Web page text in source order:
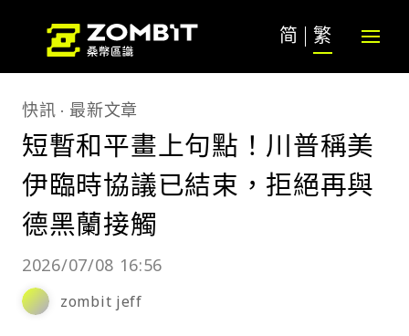
简 繁
快訊 最新文章
短暫和平畫上句點！川普稱美
伊臨時協議已結束，拒絕再與
德黑蘭接觸
2026/07/08 16:56
zombit jeff